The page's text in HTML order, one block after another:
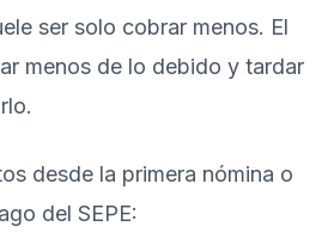
ser solo cobrar menos. El
menos de lo debido y tardar
desde la primera nómina o
del SEPE: